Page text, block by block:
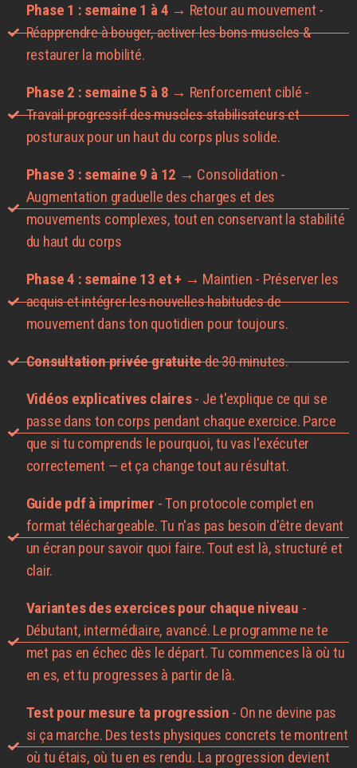
Phase 1 : semaine 1 à 4 → Retour au mouvement -
Réapprendre à bouger, activer les bons muscles &
restaurer la mobilité.
Phase 2 : semaine 5 à 8 → Renforcement ciblé -
Travail progressif des muscles stabilisateurs et
posturaux pour un haut du corps plus solide.
Phase 3 : semaine 9 à 12 → Consolidation -
Augmentation graduelle des charges et des
mouvements complexes, tout en conservant la stabilité
du haut du corps
Phase 4 : semaine 13 et + → Maintien - Préserver les
acquis et intégrer les nouvelles habitudes de
mouvement dans ton quotidien pour toujours.
Consultation privée gratuitede 30 minutes.
Vidéos explicatives claires- Je t'explique ce qui se
passe dans ton corps pendant chaque exercice. Parce
que si tu comprends le pourquoi, tu vas l'exécuter
correctement — et ça change tout au résultat.
Guide pdf à imprimer - Ton protocole complet en
format téléchargeable. Tu n'as pas besoin d'être devant
un écran pour savoir quoi faire. Tout est là, structuré et
clair.
Variantes des exercices pour chaque niveau -
Débutant, intermédiaire, avancé. Le programme ne te
met pas en échec dès le départ. Tu commences là où tu
en es, et tu progresses à partir de là.
Test pour mesure ta progression - On ne devine pas
si ça marche. Des tests physiques concrets te montrent
où tu étais, où tu en es rendu. La progression devient